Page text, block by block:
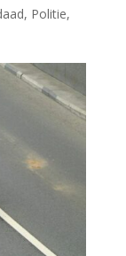
, Politie,